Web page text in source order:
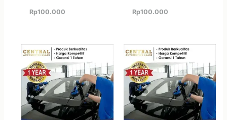
Rp100.000 Rp100.000